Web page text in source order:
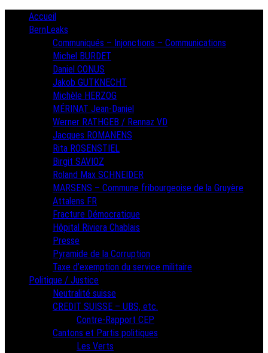
PrimaryAccueil
BernLeaks
Communiqués – Injonctions – Communications
Michel BURDET
Daniel CONUS
Jakob GUTKNECHT
Michèle HERZOG
MÉRINAT Jean-Daniel
Werner RATHGEB / Rennaz VD
Jacques ROMANENS
Rita ROSENSTIEL
Birgit SAVIOZ
Roland Max SCHNEIDER
MARSENS – Commune fribourgeoise de la Gruyère
Attalens FR
Fracture Démocratique
Hôpital Riviera Chablais
Presse
Pyramide de la Corruption
Taxe d’exemption du service militaire
Politique / Justice
Neutralité suisse
CREDIT SUISSE – UBS, etc.
Contre-Rapport CEP
Cantons et Partis politiques
Les Verts